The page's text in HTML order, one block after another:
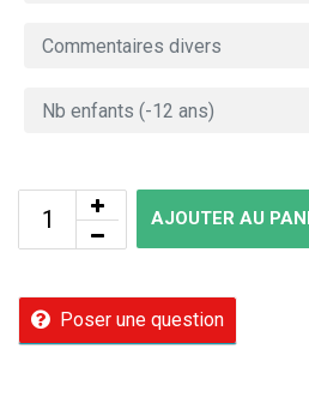
AJOUTER AU
Poser une question